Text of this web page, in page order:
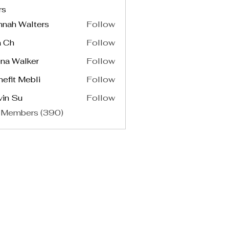
Walters
Follow
Ch
Follow
Walker
Follow
Mebli
Follow
Su
Follow
(390)